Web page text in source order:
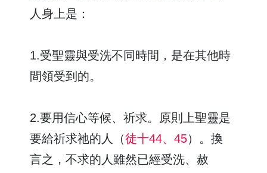
人身上是：
1.受聖靈與受洗不同時間，是在其他時
間領受到的。
2.要用信心等候、祈求。原則上聖靈是
要給祈求祂的人（徒十44、45）。換
言之，不求的人雖然已經受洗、赦